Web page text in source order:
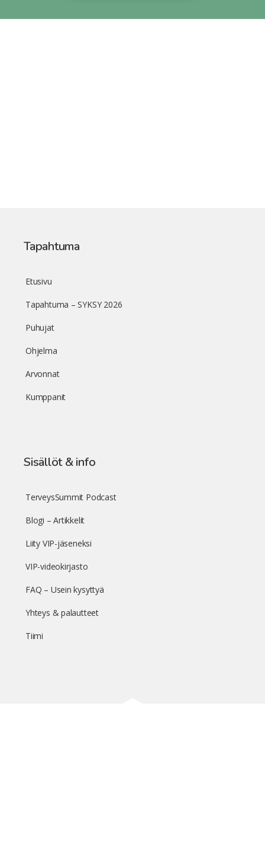
Tapahtuma
Etusivu
Tapahtuma – SYKSY 2026
Puhujat
Ohjelma
Arvonnat
Kumppanit
Sisällöt & info
TerveysSummit Podcast
Blogi – Artikkelit
Liity VIP-jäseneksi
VIP-videokirjasto
FAQ – Usein kysyttyä
Yhteys & palautteet
Tiimi